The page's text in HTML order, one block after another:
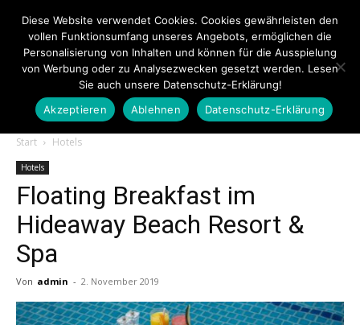
Touristiknews.de
|
Start Hotels
Hotels
Floating Breakfast im
Hideaway Beach Resort &
Spa
Von admin - 2. November 2019
Diese Website verwendet Cookies. Cookies gewährleisten den
vollen Funktionsumfang unseres Angebots, ermöglichen die
Personalisierung von Inhalten und können für die Ausspielung
von Werbung oder zu Analysezwecken gesetzt werden. Lesen
Sie auch unsere Datenschutz-Erklärung!
Akzeptieren
Ablehnen Datenschutz-Erklärung